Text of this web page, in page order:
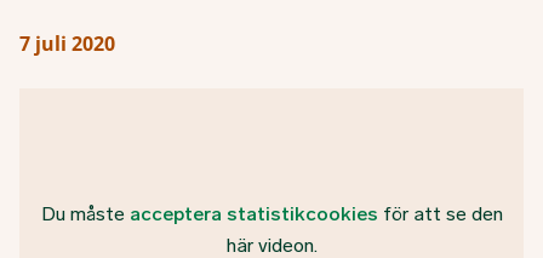
7 juli 2020
Du måste acceptera statistikcookies för att se den
här videon.